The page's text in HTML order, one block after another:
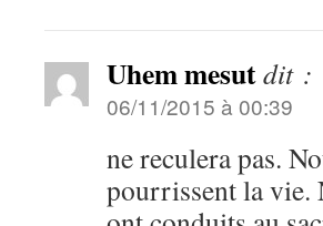
Uhem mesutdit :
06/11/2015 à 00:39
ne reculera pas.
pourrissent la vie.